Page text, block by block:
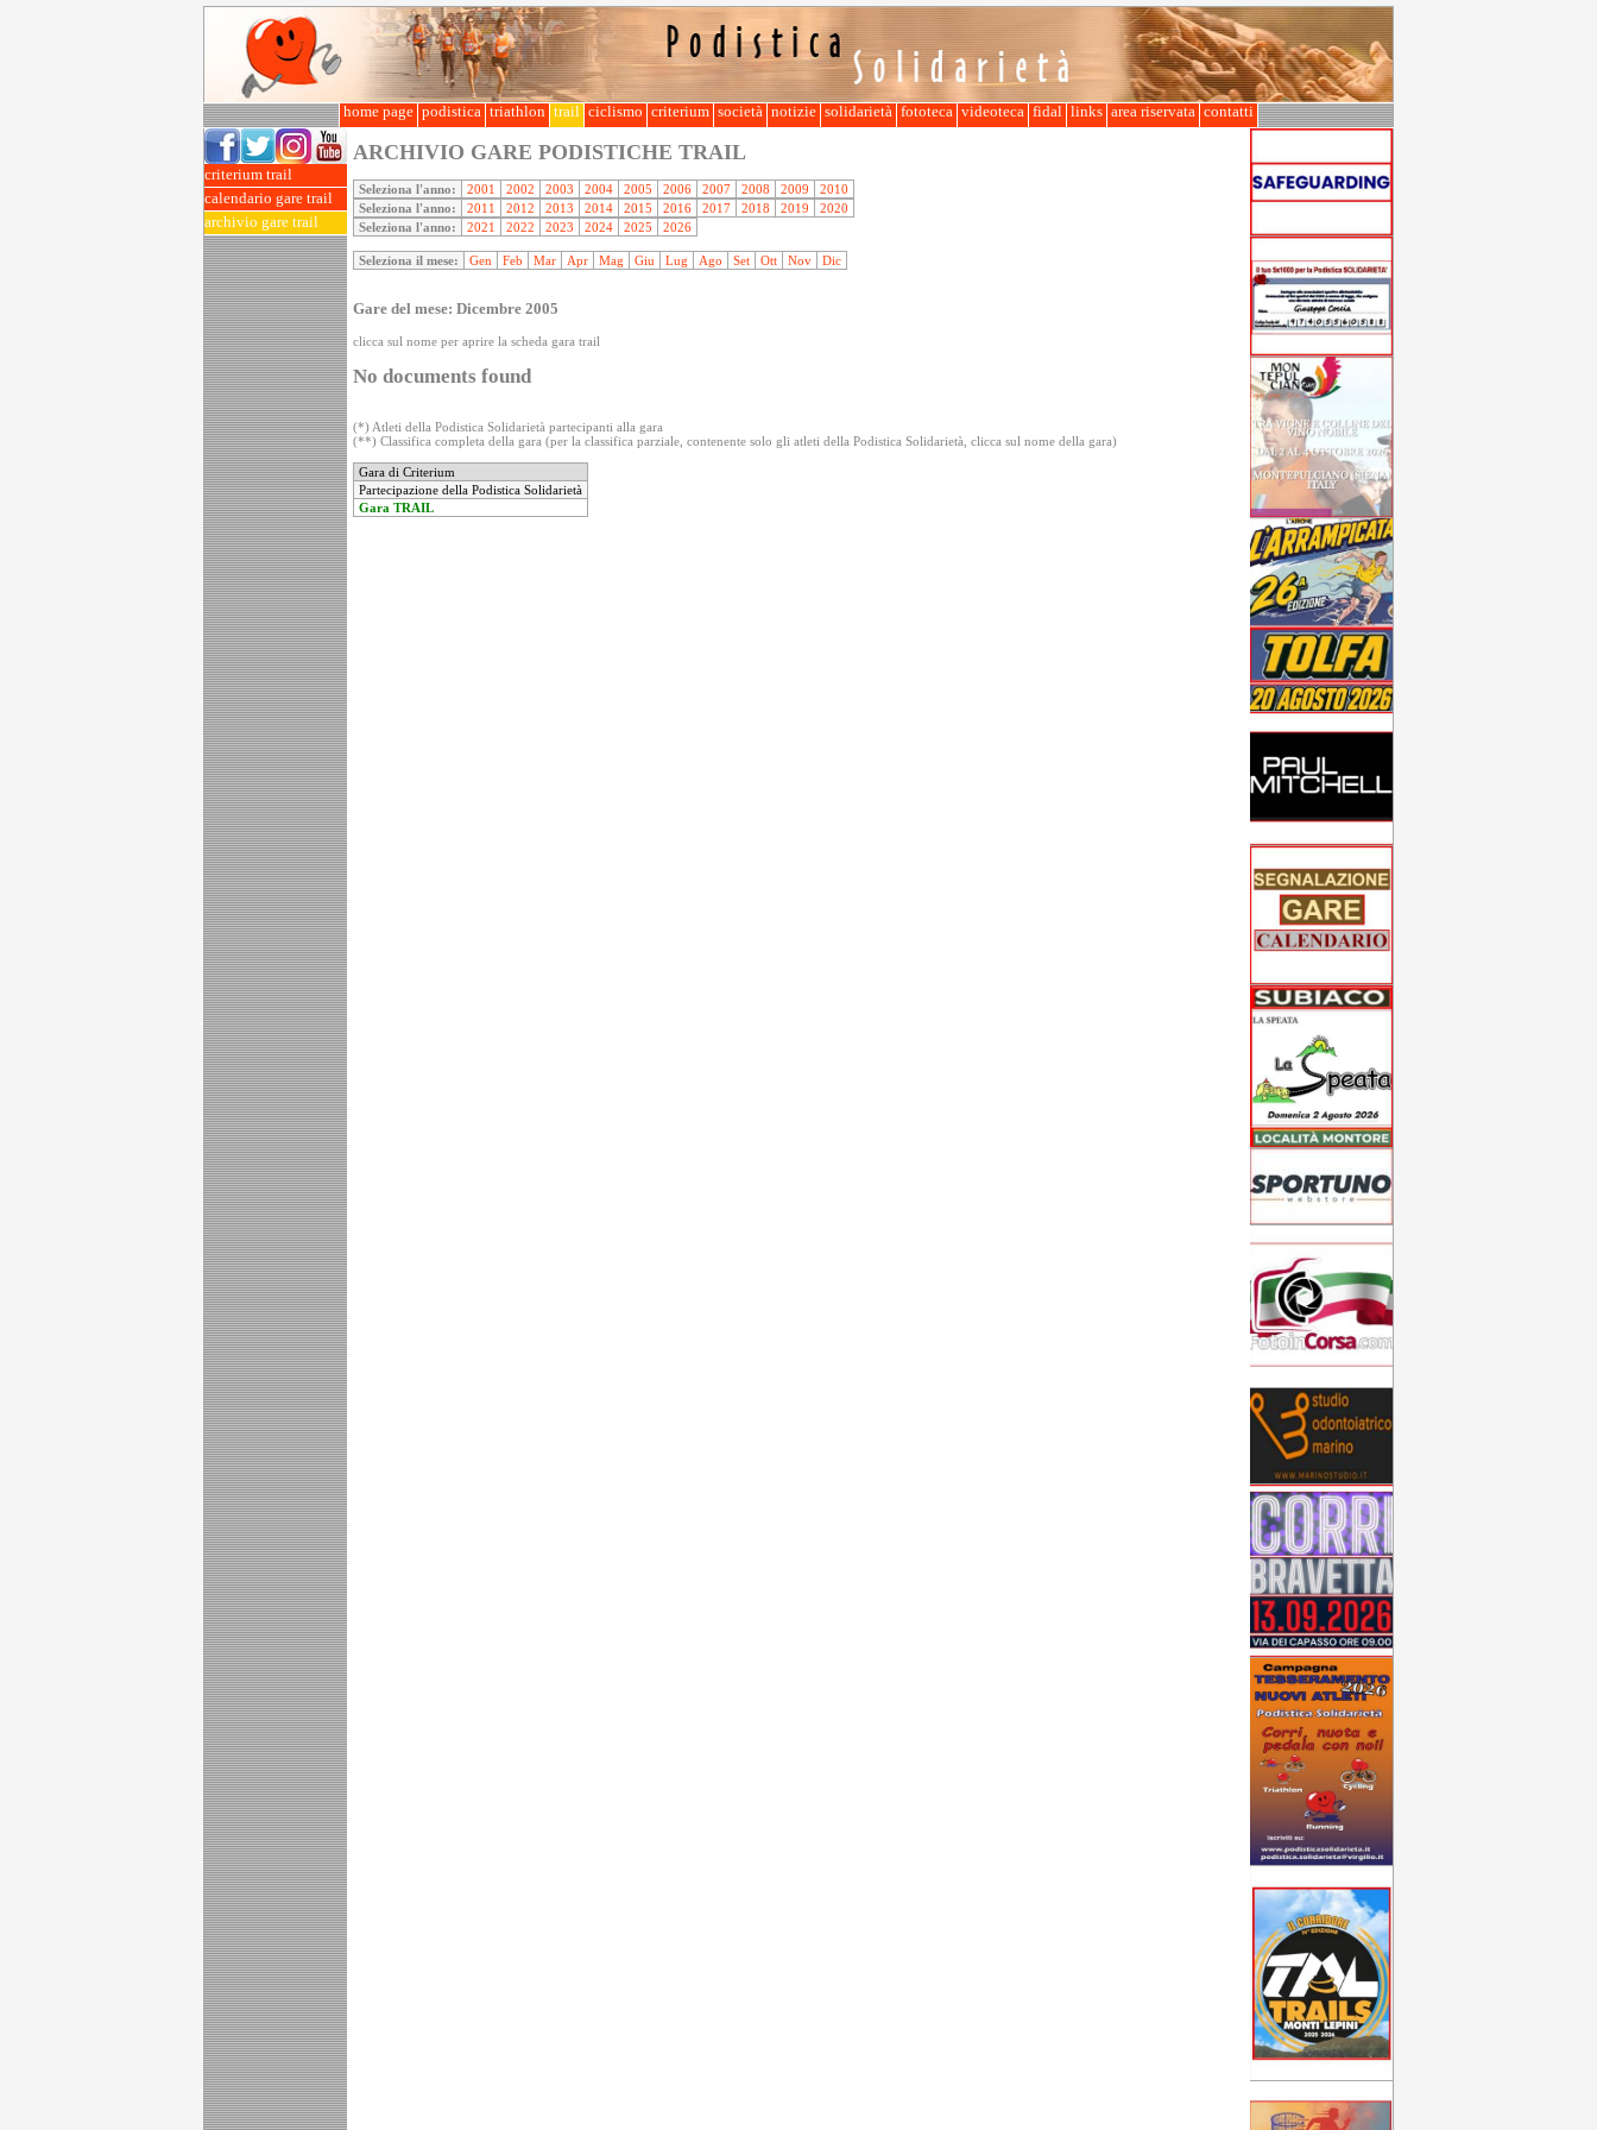
home page podistica triathlon trail ciclismo criterium società notizie solidarietà fototeca videoteca fidal links area riservata contatti
criterium trail
calendario gare trail
archivio gare trail
ARCHIVIO GARE PODISTICHE TRAIL
Seleziona l'anno: 2001 2002 2003 2004 2005 2006 2007 2008 2009
2010
Seleziona l'anno:
2011 2012 2013 2014 2015 2016 2017 2018 2019
2020
Seleziona l'anno:
2021 2022 2023 2024 2025 2026
Seleziona il mese: Gen Feb Mar Apr Mag Giu Lug Ago Set Ott Nov Dic
Gare del mese: Dicembre 2005
clicca sul nome per aprire la scheda gara trail
No documents found
(*) Atleti della Podistica Solidarietà partecipanti alla gara
(**) Classifica completa della gara (per la classifica parziale, contenente solo gli atleti della Podistica Solidarietà, clicca sul nome della gara)
Gara di Criterium
Partecipazione della Podistica Solidarietà
Gara TRAIL